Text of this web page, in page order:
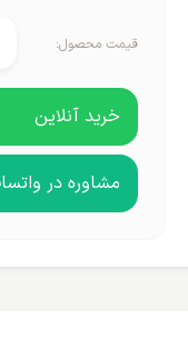
قیمت محصول:
خرید آنلاین
مشاوره در